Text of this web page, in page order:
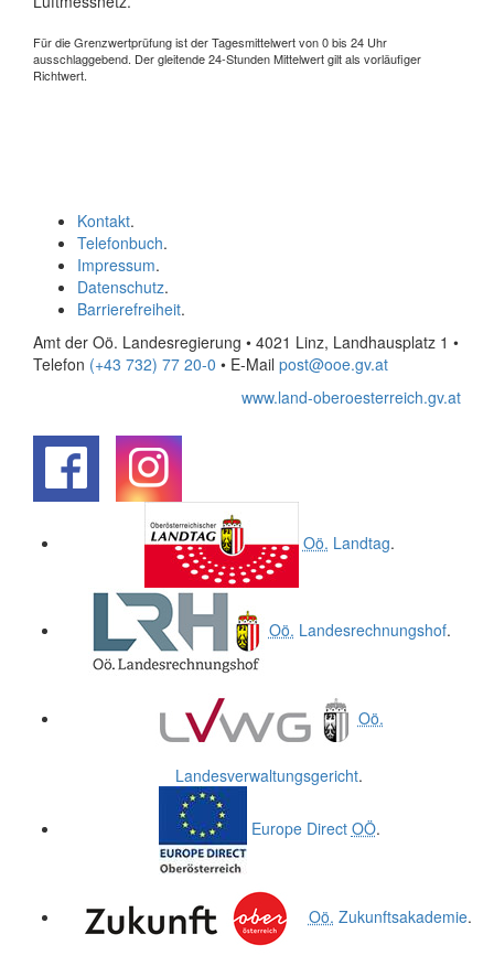
Für die Grenzwertprüfung ist der Tagesmittelwert von 0 bis 24 Uhr
ausschlaggebend. Der gleitende 24-Stunden Mittelwert gilt als vorläufiger
Richtwert.
Kontakt.
Telefonbuch.
Impressum.
Datenschutz.
Barrierefreiheit.
Amt der Oö. Landesregierung • 4021 Linz, Landhausplatz 1 •
Telefon (+43 732) 77 20-0 • E-Mail post@ooe.gv.at
www.land-oberoesterreich.gv.at
Oö. Landtag.
Oö. Landesrechnungshof.
Oö.
Landesverwaltungsgericht.
Europe Direct OÖ.
Oö. Zukunftsakademie.